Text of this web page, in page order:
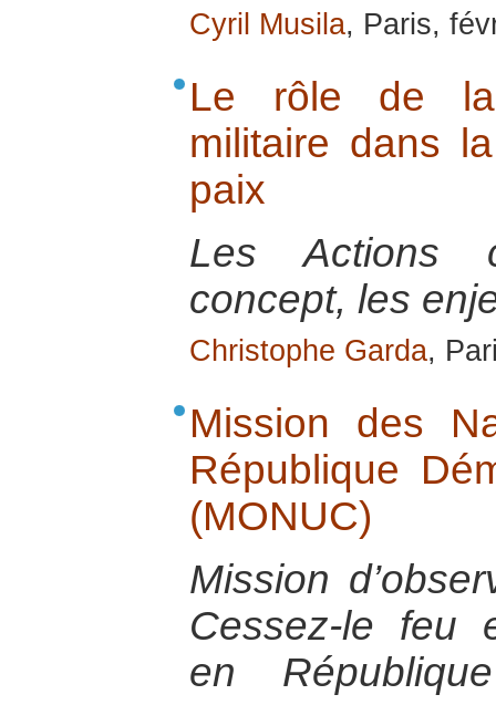
Cyril Musila, Paris,
Le rôle de la
militaire dans
paix
Les Actions
concept, les
Christophe Garda,
Mission des
République
(MONUC)
Mission
Cessez-le feu
en